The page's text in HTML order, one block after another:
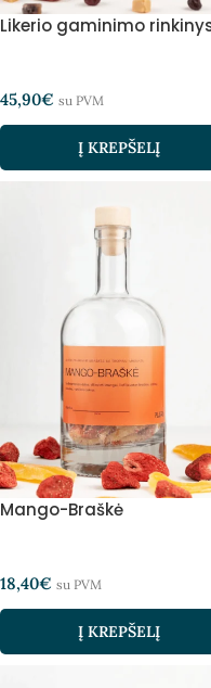
Likerio gaminimo
45,90€ su PVM
Į KREPŠELĮ
Mango-Braškė
18,40€ su PVM
Į KREPŠELĮ